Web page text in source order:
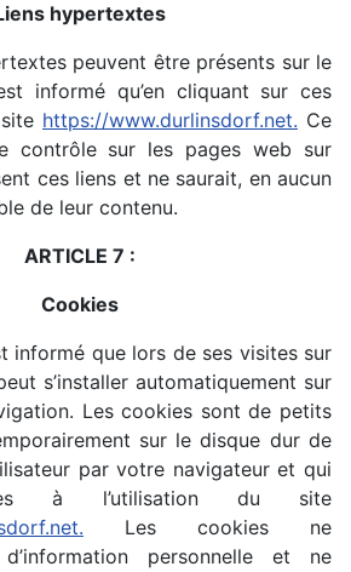
hypertextes
peuvent être présents sur le
informé qu’en cliquant sur ces
https://www.durlinsdorf.net. Ce
contrôle sur les pages web sur
ces liens et ne saurait, en aucun
de leur contenu.
ARTICLE 7 :
Cookies
que lors de ses visites sur
s’installer automatiquement sur
Les cookies sont de petits
sur le disque dur de
par votre navigateur et qui
à l’utilisation du site
Les cookies ne
personnelle et ne